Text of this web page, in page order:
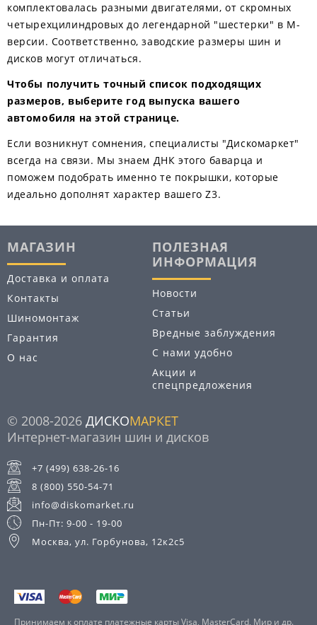
комплектовалась разными двигателями, от скромных
четырехцилиндровых до легендарной "шестерки" в M-
версии. Соответственно, заводские размеры шин и
дисков могут отличаться.
Чтобы получить точный список подходящих
размеров, выберите год выпуска вашего
автомобиля на этой странице.
Если возникнут сомнения, специалисты "Дискомаркет"
всегда на связи. Мы знаем ДНК этого баварца и
поможем подобрать именно те покрышки, которые
идеально дополнят характер вашего Z3.
МАГАЗИН
Доставка и оплата
Контакты
Шиномонтаж
Гарантия
О нас
ПОЛЕЗНАЯ
ИНФОРМАЦИЯ
Новости
Статьи
Вредные заблуждения
С нами удобно
Акции и
спецпредложения
© 2008-2026 ДИСКОМАРКЕТ
Интернет-магазин шин и дисков
+7 (499) 638-26-16
8 (800) 550-54-71
info@diskomarket.ru
Пн-Пт: 9-00 - 19-00
Москва, ул. Горбунова, 12к2с5
Принимаем к оплате платежные карты Visa, MasterCard, Мир и др.